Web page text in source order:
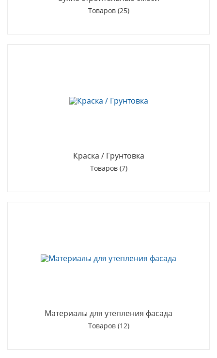
Товаров (25)
Краска / Грунтовка
Товаров (7)
Материалы для утепления фасада
Товаров (12)